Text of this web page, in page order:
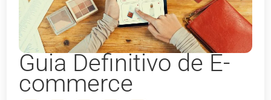
Guia Definitivo de E-
commerce